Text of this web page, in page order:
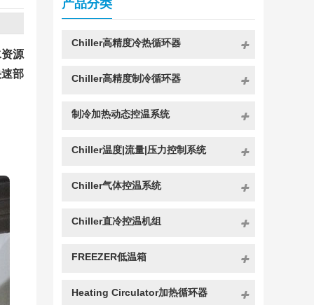
源
部
产品分类
Chiller高精度冷热循环器
Chiller高精度制冷循环器
制冷加热动态控温系统
Chiller温度|流量|压力控制系统
Chiller气体控温系统
Chiller直冷控温机组
FREEZER低温箱
Heating Circulator加热循环器